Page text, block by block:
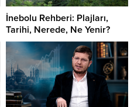
İnebolu Rehberi: Plajları,
Tarihi, Nerede, Ne Yenir?